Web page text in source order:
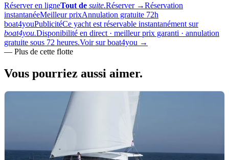
Réserver en ligneTout de suite.Réserver →Réservation
instantanéeMeilleur prixAnnulation gratuite 72h
boat4youPublicitéCe yacht est réservable instantanément sur
boat4you.Disponibilité en direct · meilleur prix garanti · annulation
gratuite sous 72 heures.Voir sur boat4you →
— Plus de cette flotte
Vous pourriez aussi aimer.